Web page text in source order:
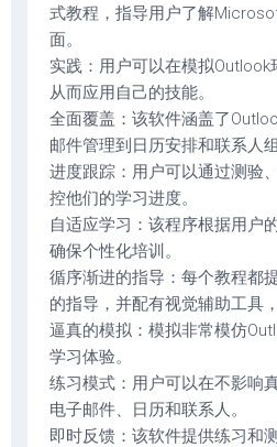
式教程，指导用户了解
面。
实践：用户可以在模拟Outlook
从而应用自己的技能。
全面覆盖：该软件涵盖了
邮件管理到日历安排和联系人组
进度跟踪：用户可以通过测验
控他们的学习进度。
自适应学习：该程序根据用户
确保个性化培训。
循序渐进的指导：每个教程都
的指导，并配有视觉辅助工具
逼真的模拟：模拟非常模仿
学习体验。
练习模式：用户可以在不影响
电子邮件、日历和联系人。
即时反馈：该软件提供练习和